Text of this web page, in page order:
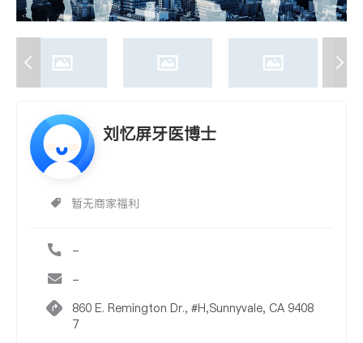
刘忆屏牙医博士
暂无商家福利
-
-
860 E. Remington Dr., #H,Sunnyvale, CA 9408
7